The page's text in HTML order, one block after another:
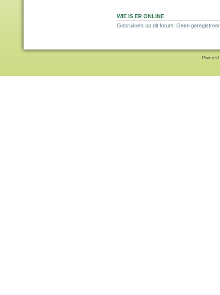
WIE IS ER ONLINE
Gebruikers op dit forum: Geen